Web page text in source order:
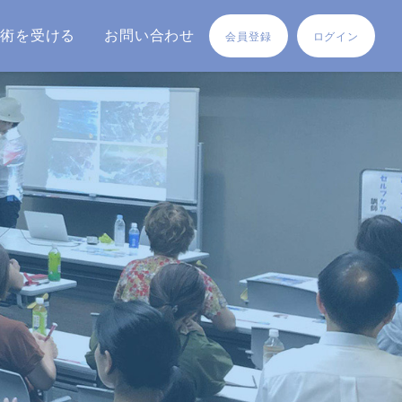
を受ける お問い合わせ 会員登録 ログイン